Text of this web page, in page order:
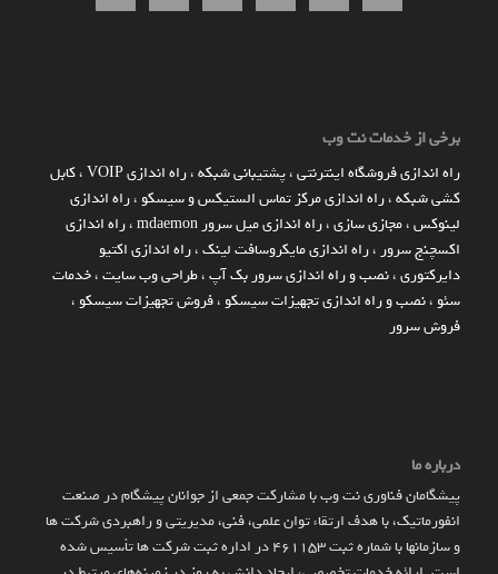
برخی از خدمات نت وب
راه اندازي فروشگاه اينترنتي،پشتیبانی شبکه،راه اندازی VOIP ،کابل
کشی شبکه،راه اندازی مرکز تماس الستیکس و سیسکو ،راه اندازی
لینوکس،مجازی سازی،راه اندازی میل سرور mdaemon ،راه اندازی
اکسچنج سرور ،راه اندازی مایکروسافت لینک،راه اندازی اکتیو
دایرکتوری،نصب و راه اندازی سرور بک آپ،طراحی وب سایت،خدمات
سئو ،نصب و راه اندازی تجهیزات سیسکو ،فروش تجهیزات سیسکو ،
فروش سرور
درباره ما
پیشگامان فناوری نت وب با مشارکت جمعی از جوانان پیشگام در صنعت
انفورماتیک، با هدف ارتقاء توان علمی، فنی، مدیریتی و راهبردی شرکت ها
و سازمان­ها با شماره ثبت 461153 در اداره ثبت شرکت ها تأسیس شده